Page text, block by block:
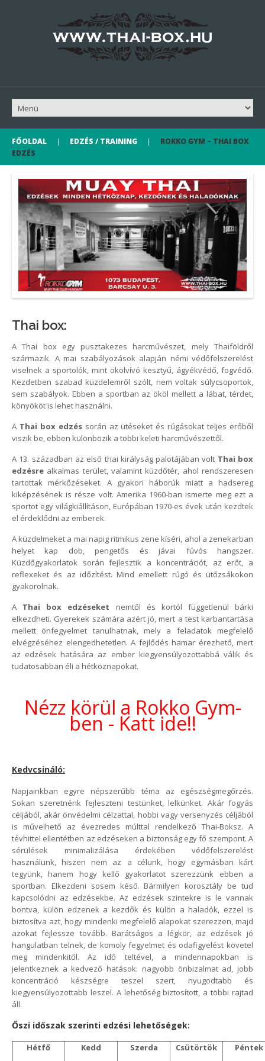
FŐOLDAL EDZÉS / TRAINING
ROKKO GYM – THAI BOX
EDZÉS
Thai box:
A Thai box egy pusztakezes harcművészet, mely Thaiföldről
származik. A mai szabályozások alapján némi védőfelszerelést
viselnek a sportolók, mint ökölvívó kesztyű, ágyékvédő, fogvédő.
Kezdetben szabad küzdelemről szólt, nem voltak súlycsoportok,
sem szabályok. Ebben a sportban az ököl mellett a lábat, térdet,
könyököt is lehet használni.
A Thai box edzéssorán az ütéseket és rúgásokat teljes erőből
viszik be, ebben különbözik a többi keleti harcművészettől.
A 13. században az első thai királyság palotájában volt Thai box
edzésre alkalmas terület, valamint küzdőtér, ahol rendszeresen
tartottak mérkőzéseket. A gyakori háborúk miatt a hadsereg
kiképzésének is része volt. Amerika 1960-ban ismerte meg ezt a
sportot egy világkiállításon, Európában 1970-es évek után kezdtek
el érdeklődni az emberek.
A küzdelmeket a mai napig ritmikus zene kíséri, ahol a zenekarban
helyet kap dob, pengetős és jávai fúvós hangszer.
Küzdőgyakorlatok során fejlesztik a koncentrációt, az erőt, a
reflexeket és az időzítést. Mind emellett rúgó és ütőzsákokon
gyakorolnak.
A Thai box edzéseket nemtől és kortól függetlenül bárki
elkezdheti. Gyerekek számára azért jó, mert a test karbantartása
mellett önfegyelmet tanulhatnak, mely a feladatok megfelelő
elvégzéséhez elengedhetetlen. A fejlődés hamar érezhető, mert
az edzések hatására az ember kiegyensúlyozottabbá válik és
tudatosabban éli a hétköznapokat.
Nézz körül a Rokko Gym-
ben - Katt ide!!
Kedvcsináló:
Napjainkban egyre népszerűbb téma az egészségmegőrzés.
Sokan szeretnénk fejleszteni testünket, lelkünket. Akár fogyás
céljából, akár önvédelmi célzattal, hobbi vagy versenyzés céljából
is művelhető az évezredes múlttal rendelkező Thai-Boksz. A
tévhittel ellentétben az edzéseken a biztonság egy fő szempont. A
sérülések minimalizálása érdekében védőfelszerelést
használunk, hiszen nem az a célunk, hogy egymásban kárt
tegyünk, hanem hogy kellő gyakorlatot szerezzünk ebben a
sportban. Elkezdeni sosem késő. Bármilyen korosztály be tud
kapcsolódni az edzésekbe. Az edzések szintekre is le vannak
bontva, külön edzenek a kezdők és külön a haladók, ezzel is
biztosítva azt, hogy mindenki megfelelő alapokat szerezzen, majd
azokat fejlessze tovább. Barátságos a légkör, az edzések jó
hangulatban telnek, de komoly fegyelmet és odafigyelést követel
meg mindenkitől. Az idő teltével, a mindennapokban is
jelentkeznek a kedvező hatások: nagyobb önbizalmat ad, jobb
koncentráció készségre teszel szert, nyugodtabb és
kiegyensúlyozottabb leszel. A lehetőség biztosított, a többi rajtad
áll.
Őszi időszak szerinti edzési lehetőségek:
Hétfő Kedd Szerda Csütörtök Péntek